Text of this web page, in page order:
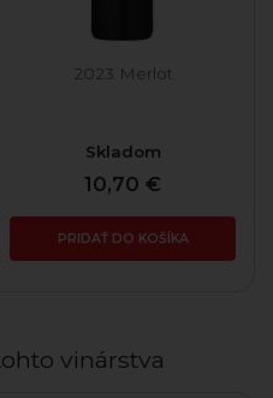
2023 Merlot
Skladom
10,70 €
PRIDAŤ DO KOŠÍKA
vinárstva